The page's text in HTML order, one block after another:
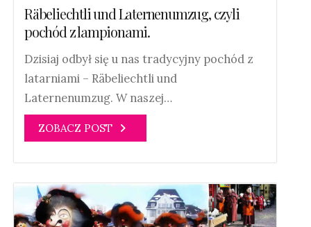
Räbeliechtli und Laternenumzug, czyli
pochód z lampionami.
Dzisiaj odbył się u nas tradycyjny pochód z
latarniami – Räbeliechtli und
Laternenumzug. W naszej…
ZOBACZ POST